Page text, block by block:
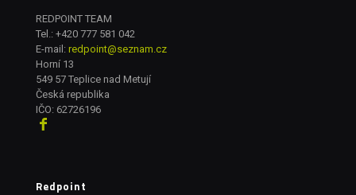
REDPOINT TEAM
Tel.: +420 777 581 042
E-mail: redpoint@seznam.cz
Horní 13
549 57 Teplice nad Metují
Česká republika
IČO: 62726196
Redpoint